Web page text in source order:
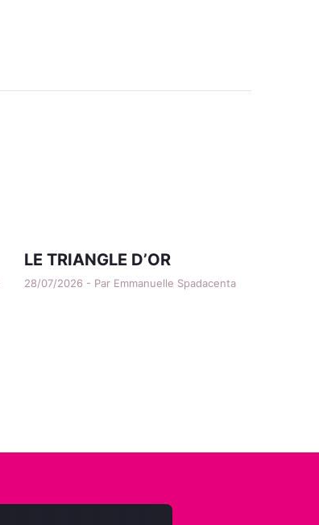
LE TRIANGLE D’OR
28/07/2026 - Par Emmanuelle Spadacenta